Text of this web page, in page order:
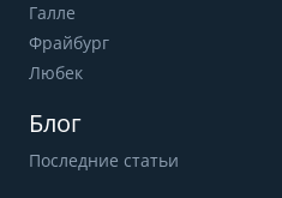
Галле
Фрайбург
Любек
Блог
Последние статьи